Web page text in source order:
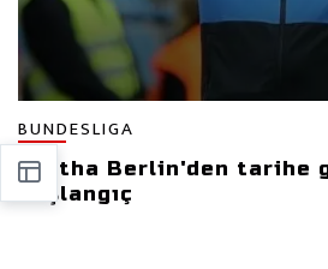
BUNDESLIGA
Hertha Berlin'den tarihe
başlangıç